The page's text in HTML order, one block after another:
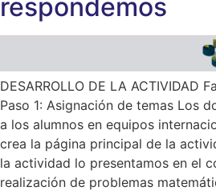
respondemos
DESARROLLO DE LA ACTIVIDAD
Paso 1: Asignación de temas Los
a los alumnos en equipos
crea la página principal de la
la actividad lo presentamos en el
realización de problemas